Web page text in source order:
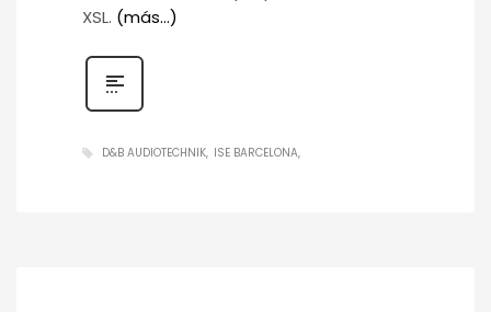
XSL. (más…)
D&B AUDIOTECHNIK ISE BARCELONA